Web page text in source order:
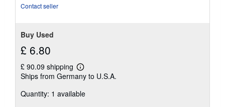
Contact seller
Buy Used
£ 6.80
£ 90.09 shipping
Learn
more
shipping
Ships from Germany to U.S.A.
Quantity: 1 available